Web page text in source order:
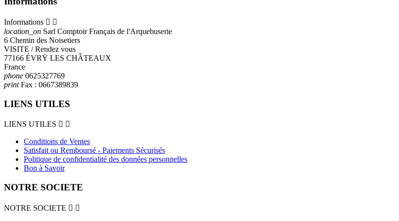
Informations  
location_on Sarl Comptoir Français de l'Arquebuserie
6 Chemin des Noisetiers
VISITE / Rendez vous
77166 ÉVRŸ LES CHÂTEAUX
France
phone 0625327769
printFax : 0667389839
LIENS UTILES
LIENS UTILES  
Conditions de Ventes
Satisfait ou Remboursé - Paiements Sécurisés
Politique de confidentialité des données personnelles
Bon à Savoir
NOTRE SOCIETE
NOTRE SOCIETE  